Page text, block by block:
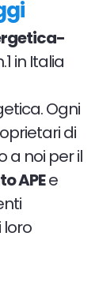
in Italia
Ogni
di
a noi per il
APEe